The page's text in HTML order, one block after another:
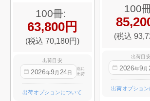
100冊:
63,800円
(税込 70,180円)
出荷目安
2026年9 月 24日
迄に
出荷
出荷オプションについて
100
(税込
出荷目
2026年9 月
出荷オプショ